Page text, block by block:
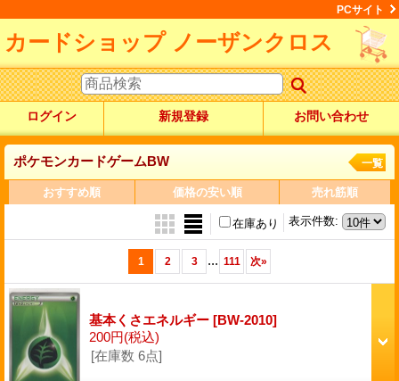
PCサイト
カードショップ ノーザンクロス
ログイン 新規登録 お問い合わせ
ポケモンカードゲームBW 一覧
おすすめ順 価格の安い順 売れ筋順
表示件数:
在庫あり
1 2 3 ... 111 次»
基本くさエネルギー [BW-2010]
200円(税込)
[在庫数 6点]